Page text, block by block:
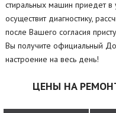
стиральных машин приедет
осуществит диагностику,
после Вашего согласия
Вы получите официальный
настроение на весь день!
ЦЕНЫ НА